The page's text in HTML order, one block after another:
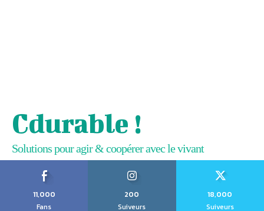
Cdurable !
Solutions pour agir & coopérer avec le vivant
11,000
Fans
200
Suiveurs
18,000
Suiveurs